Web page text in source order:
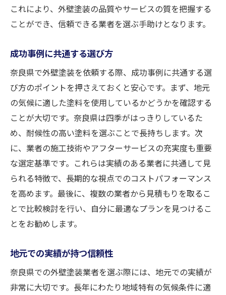
これにより、外壁塗装の品質やサービスの質を把握する
ことができ、信頼できる業者を選ぶ手助けとなります。
成功事例に共通する選び方
奈良県で外壁塗装を依頼する際、成功事例に共通する選
び方のポイントを押さえておくと安心です。まず、地元
の気候に適した塗料を使用しているかどうかを確認する
ことが大切です。奈良県は四季がはっきりしているた
め、耐候性の高い塗料を選ぶことで長持ちします。次
に、業者の施工技術やアフターサービスの充実度も重要
な選定基準です。これらは実績のある業者に共通して見
られる特徴で、長期的な視点でのコストパフォーマンス
を高めます。最後に、複数の業者から見積もりを取るこ
とで比較検討を行い、自分に最適なプランを見つけるこ
とをお勧めします。
地元での実績が持つ信頼性
奈良県での外壁塗装業者を選ぶ際には、地元での実績が
非常に大切です。長年にわたり地域特有の気候条件に適